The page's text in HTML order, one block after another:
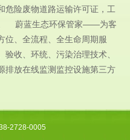
危险废物道路运输许可证，工
。 蔚蓝生态环保管家——为客
位、全流程、全生命周期服
收、环统、污染治理技术、
排放在线监测监控设施第三方
2728-0005